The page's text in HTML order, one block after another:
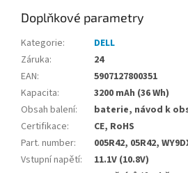
Doplňkové parametry
Kategorie:
DELL
Záruka:
24
EAN:
5907127800351
Kapacita:
3200 mAh (36 Wh)
Obsah balení:
baterie, návod k
Certifikace:
CE, RoHS
Part. number:
005R42, 05R42,
Vstupní napětí:
11.1V (10.8V)